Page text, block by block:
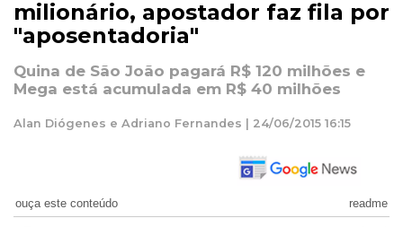
milionário, apostador faz fila por
"aposentadoria"
Quina de São João pagará R$ 120 milhões e
Mega está acumulada em R$ 40 milhões
Alan Diógenes e Adriano Fernandes | 24/06/2015 16:15
ouça este conteúdo readme